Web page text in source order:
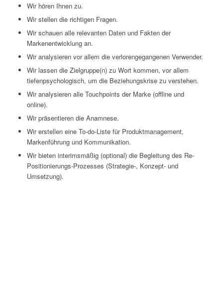
Wir hören Ihnen zu.
Wir stellen die richtigen Fragen.
Wir schauen alle relevanten Daten und Fakten der
Markenentwicklung an.
Wir analysieren vor allem die verlorengegangenen Verwender.
Wir lassen die Zielgruppe(n) zu Wort kommen, vor allem
tiefenpsychologisch, um die Beziehungskrise zu verstehen.
Wir analysieren alle Touchpoints der Marke (offline und
online).
Wir präsentieren die Anamnese.
Wir erstellen eine To-do-Liste für Produktmanagement,
Markenführung und Kommunikation.
Wir bieten interimsmäßig (optional) die Begleitung des Re-
Positionierungs-Prozesses (Strategie-, Konzept- und
Umsetzung).